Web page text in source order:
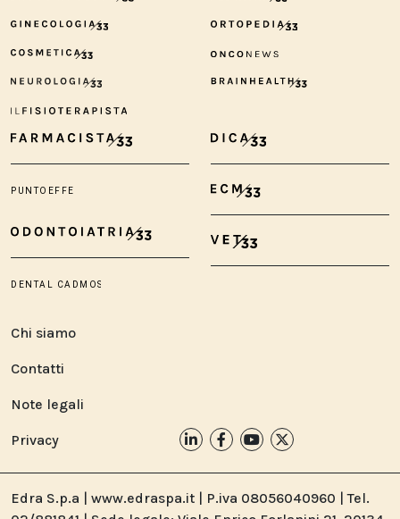
Chi siamo
Contatti
Note legali
Privacy
Edra S.p.a | www.edraspa.it | P.iva 08056040960 | Tel.